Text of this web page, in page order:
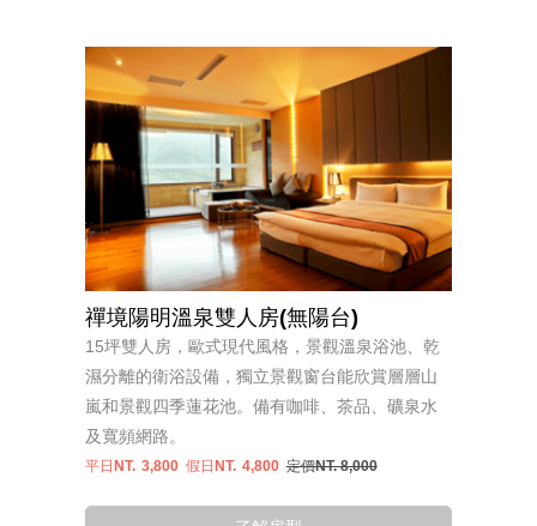
禪境陽明溫泉雙人房(無陽台)
15坪雙人房，歐式現代風格，景觀溫泉浴池、乾
濕分離的衛浴設備，獨立景觀窗台能欣賞層層山
嵐和景觀四季蓮花池。備有咖啡、茶品、礦泉水
及寬頻網路。
平日NT. 3,800 假日NT. 4,800定價NT. 8,000